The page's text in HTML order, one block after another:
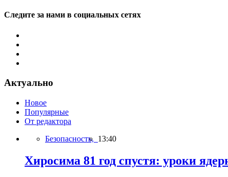
Следите за нами в социальных сетях
Актуально
Новое
Популярные
От редактора
Безопасность, 13:40
Хиросима 81 год спустя: уроки